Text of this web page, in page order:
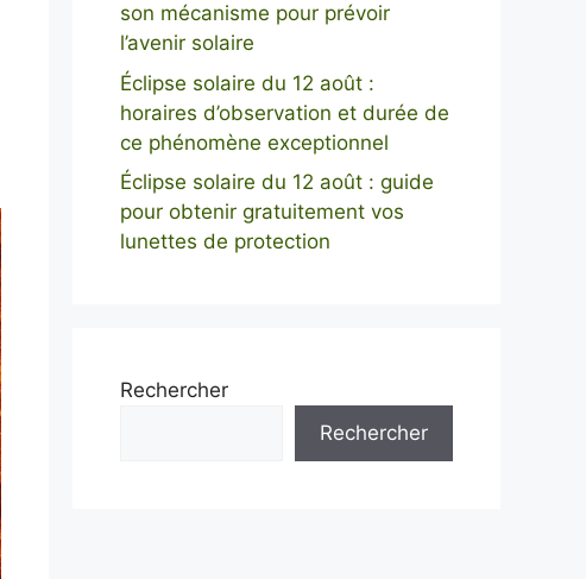
son mécanisme pour prévoir
l’avenir solaire
Éclipse solaire du 12 août :
horaires d’observation et durée de
ce phénomène exceptionnel
Éclipse solaire du 12 août : guide
pour obtenir gratuitement vos
lunettes de protection
Rechercher
Rechercher